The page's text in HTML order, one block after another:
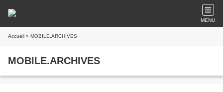
MENU
Accueil » MOBILE.ARCHIVES
MOBILE.ARCHIVES